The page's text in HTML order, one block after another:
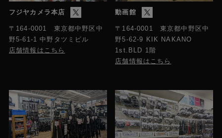
フジヤカメラ本店
〒164-0001 東京都中野区中
野5-61-1 中野タツミビル
店舗情報はこちら
動画館
〒164-0001 東京都中野区中
野5-62-9 KIK NAKANO
1st.BLD 1階
店舗情報はこちら